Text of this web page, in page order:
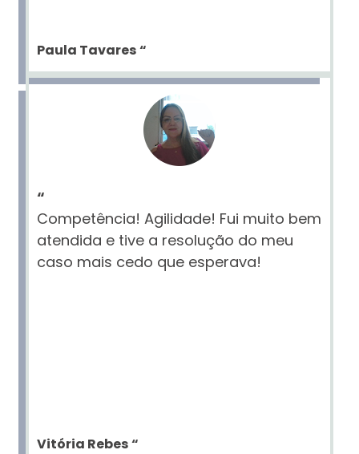
Paula Tavares“
“
Competência! Agilidade! Fui muito bem
atendida e tive a resolução do meu
caso mais cedo que esperava!
Vitória Rebes“